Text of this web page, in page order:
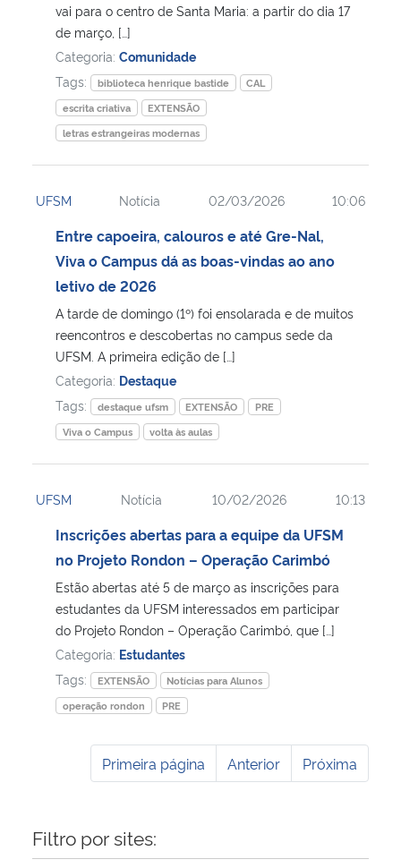
vai para o centro de Santa Maria: a partir do dia 17
de março, […]
Categoria: Comunidade
Tags:
biblioteca henrique bastide
CAL
escrita criativa
EXTENSÃO
letras estrangeiras modernas
UFSM Notícia 02/03/2026 10:06
Entre capoeira, calouros e até Gre-Nal,
Viva o Campus dá as boas-vindas ao ano
letivo de 2026
A tarde de domingo (1º) foi ensolarada e de muitos
reencontros e descobertas no campus sede da
UFSM. A primeira edição de […]
Categoria: Destaque
Tags:
destaque ufsm EXTENSÃO
PRE
Viva o Campus
volta às aulas
UFSM Notícia 10/02/2026 10:13
Inscrições abertas para a equipe da UFSM
no Projeto Rondon – Operação Carimbó
Estão abertas até 5 de março as inscrições para
estudantes da UFSM interessados em participar
do Projeto Rondon – Operação Carimbó, que […]
Categoria: Estudantes
Tags:
EXTENSÃO
Notícias para Alunos
operação rondon
PRE
Primeira página Anterior Próxima
Filtro por sites: